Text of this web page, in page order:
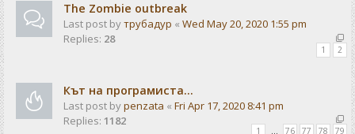
The Zombie outbreak
Last post byтрубадур « Wed May 20, 2020 1:55 pm
Replies: 28
1 2
Кът на програмиста...
Last post bypenzata « Fri Apr 17, 2020 8:41 pm
Replies: 1182
1 … 76 77 78 79